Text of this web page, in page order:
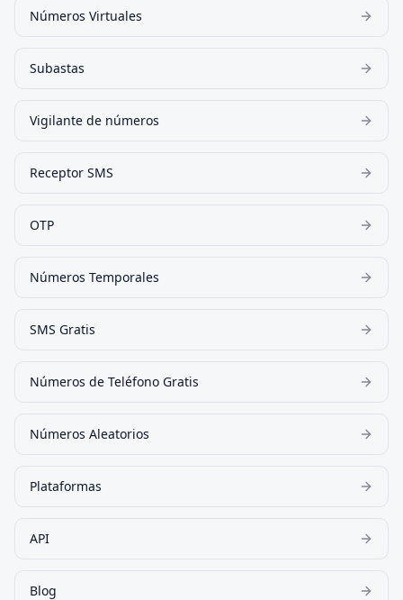
Números Virtuales
Subastas
Vigilante de números
Receptor SMS
OTP
Números Temporales
SMS Gratis
Números de Teléfono Gratis
Números Aleatorios
Plataformas
API
Blog